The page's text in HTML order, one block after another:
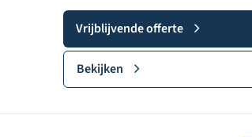
Vrijblijvende offerte
Bekijken